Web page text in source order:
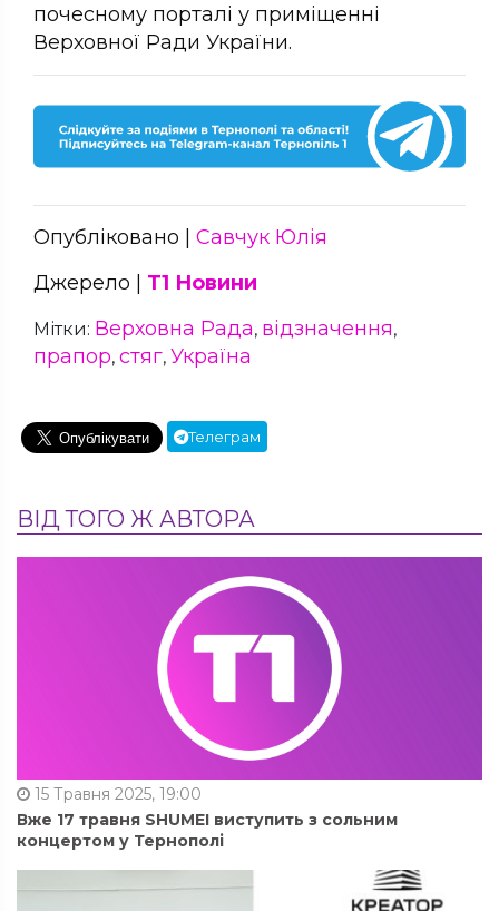
почесному порталі у приміщенні
Верховної Ради України.
Опубліковано | Савчук Юлія
Джерело | Т1 Новини
Мітки: Верховна Рада, відзначення,
прапор, стяг, Україна
Телеграм
ВІД ТОГО Ж АВТОРА
15 Травня 2025, 19:00
Вже 17 травня SHUMEI виступить з сольним
концертом у Тернополі